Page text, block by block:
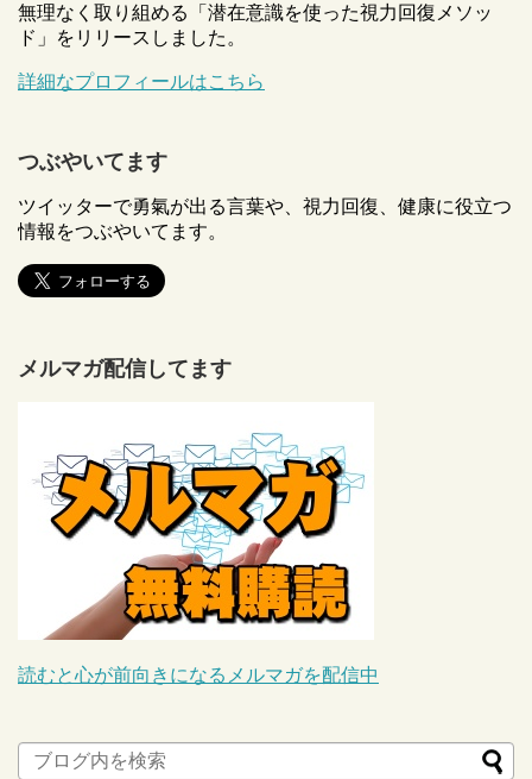
無理なく取り組める「潜在意識を使った視力回復メソッ
ド」をリリースしました。
詳細なプロフィールはこちら
つぶやいてます
ツイッターで勇氣が出る言葉や、視力回復、健康に役立つ
情報をつぶやいてます。
メルマガ配信してます
読むと心が前向きになるメルマガを配信中